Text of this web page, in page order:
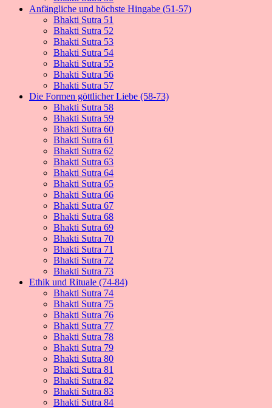
Anfängliche und höchste Hingabe (51-57)
Bhakti Sutra 51
Bhakti Sutra 52
Bhakti Sutra 53
Bhakti Sutra 54
Bhakti Sutra 55
Bhakti Sutra 56
Bhakti Sutra 57
Die Formen göttlicher Liebe (58-73)
Bhakti Sutra 58
Bhakti Sutra 59
Bhakti Sutra 60
Bhakti Sutra 61
Bhakti Sutra 62
Bhakti Sutra 63
Bhakti Sutra 64
Bhakti Sutra 65
Bhakti Sutra 66
Bhakti Sutra 67
Bhakti Sutra 68
Bhakti Sutra 69
Bhakti Sutra 70
Bhakti Sutra 71
Bhakti Sutra 72
Bhakti Sutra 73
Ethik und Rituale (74-84)
Bhakti Sutra 74
Bhakti Sutra 75
Bhakti Sutra 76
Bhakti Sutra 77
Bhakti Sutra 78
Bhakti Sutra 79
Bhakti Sutra 80
Bhakti Sutra 81
Bhakti Sutra 82
Bhakti Sutra 83
Bhakti Sutra 84